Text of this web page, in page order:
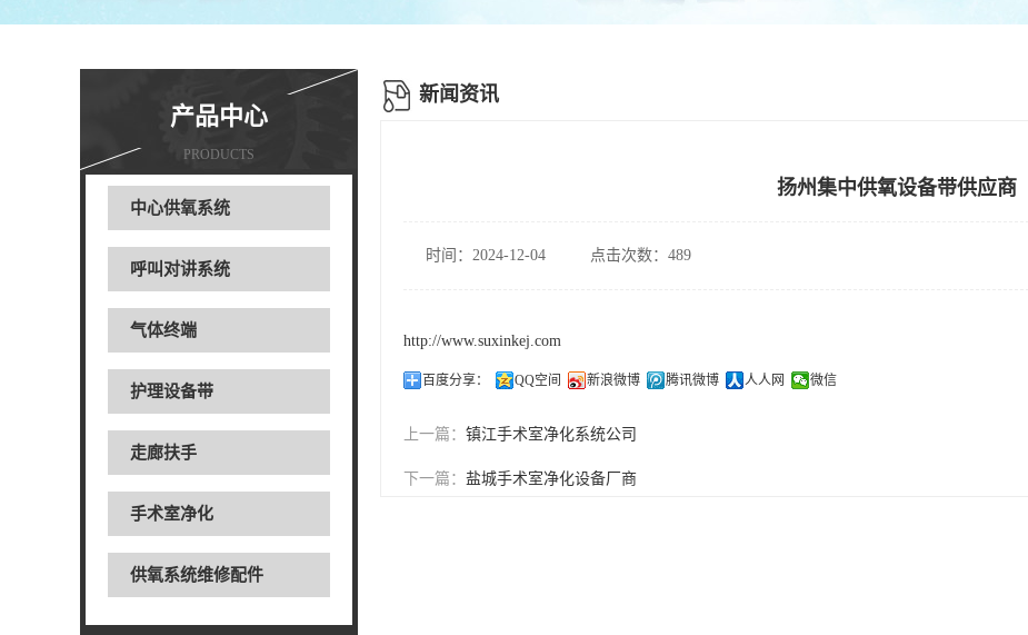
产品中心
PRODUCTS
中心供氧系统
呼叫对讲系统
气体终端
护理设备带
走廊扶手
手术室净化
供氧系统维修配件
新闻资讯
扬州集中供氧设备带供应商
时间：2024-12-04 点击次数：489
http://www.suxinkej.com
百度分享： QQ空间 新浪微博 腾讯微博 人人网 微信
上一篇： 镇江手术室净化系统公司
下一篇： 盐城手术室净化设备厂商